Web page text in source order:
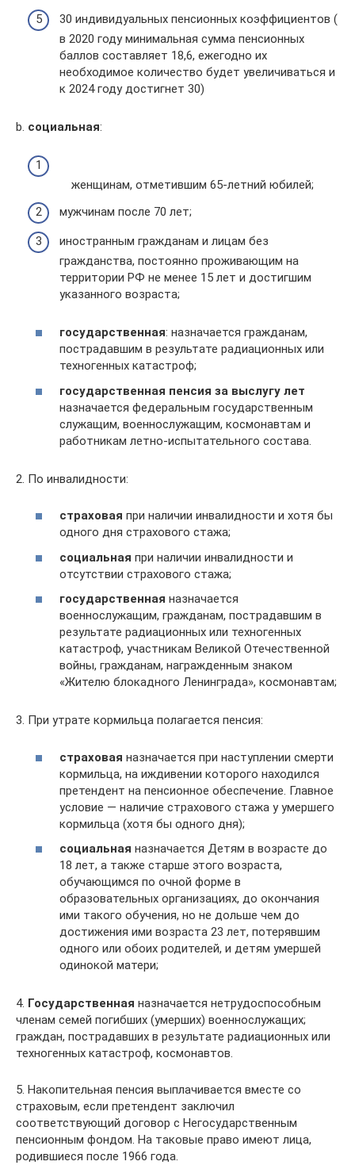
30 индивидуальных пенсионных коэффициентов (
в 2020 году минимальная сумма пенсионных
баллов составляет 18,6, ежегодно их
необходимое количество будет увеличиваться и
к 2024 году достигнет 30)
b. социальная:
женщинам, отметившим 65-летний юбилей;
мужчинам после 70 лет;
иностранным гражданам и лицам без
гражданства, постоянно проживающим на
территории РФ не менее 15 лет и достигшим
указанного возраста;
государственная: назначается гражданам,
пострадавшим в результате радиационных или
техногенных катастроф;
государственная пенсия за выслугу лет
назначается федеральным государственным
служащим, военнослужащим, космонавтам и
работникам летно-испытательного состава.
2. По инвалидности:
страховая при наличии инвалидности и хотя бы
одного дня страхового стажа;
социальная при наличии инвалидности и
отсутствии страхового стажа;
государственная назначается
военнослужащим, гражданам, пострадавшим в
результате радиационных или техногенных
катастроф, участникам Великой Отечественной
войны, гражданам, награжденным знаком
«Жителю блокадного Ленинграда», космонавтам;
3. При утрате кормильца полагается пенсия:
страховая назначается при наступлении смерти
кормильца, на иждивении которого находился
претендент на пенсионное обеспечение. Главное
условие — наличие страхового стажа у умершего
кормильца (хотя бы одного дня);
социальная назначается Детям в возрасте до
18 лет, а также старше этого возраста,
обучающимся по очной форме в
образовательных организациях, до окончания
ими такого обучения, но не дольше чем до
достижения ими возраста 23 лет, потерявшим
одного или обоих родителей, и детям умершей
одинокой матери;
4. Государственная назначается нетрудоспособным
членам семей погибших (умерших) военнослужащих;
граждан, пострадавших в результате радиационных или
техногенных катастроф, космонавтов.
5. Накопительная пенсия выплачивается вместе со
страховым, если претендент заключил
соответствующий договор с Негосударственным
пенсионным фондом. На таковые право имеют лица,
родившиеся после 1966 года.